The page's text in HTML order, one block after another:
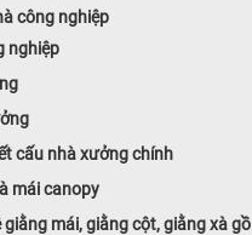
công nghiệp
nghiệp
cấu nhà xưởng chính
mái canopy
giằng mái, giằng cột, giằng xà gồ